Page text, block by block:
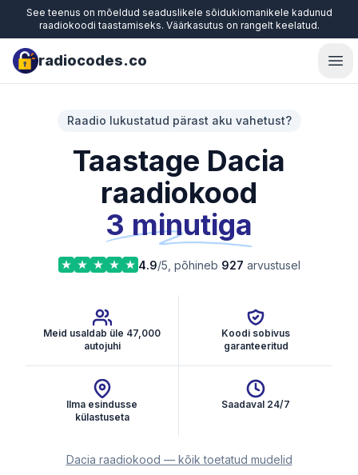
See teenus on mõeldud seaduslikele sõidukiomanikele kadunud
raadiokoodi taastamiseks. Väärkasutus on rangelt keelatud.
radiocodes.co
Raadio lukustatud pärast aku vahetust?
Taastage Dacia
raadiokood
3 minutiga
4.9/5, põhineb 927 arvustusel
Meid usaldab üle 47,000
autojuhi
Koodi sobivus
garanteeritud
Ilma esindusse
külastuseta
Saadaval 24/7
Dacia raadiokood — kõik toetatud mudelid